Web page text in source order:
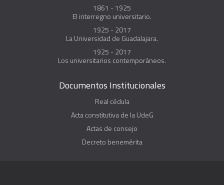
1861 - 1925
El interregno universitario.
1925 - 2017
La Universidad de Guadalajara.
1925 - 2017
Los universitarios contemporáneos.
Documentos Institucionales
Real cédula
Acta constitutiva de la UdeG
Actas de consejo
Decreto benemérita